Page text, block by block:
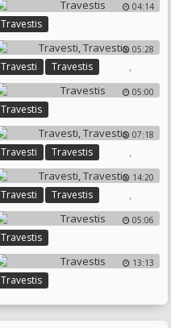
04:14
Travestis
05:28
Travesti ,
Travestis
05:00
Travestis
07:18
Travesti ,
Travestis
14:20
Travesti ,
Travestis
05:06
Travestis
13:13
Travestis